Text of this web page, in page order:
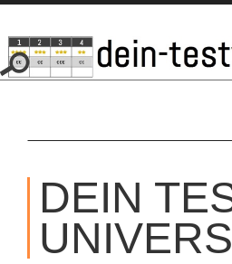
SKIP
CONTENT
DEIN